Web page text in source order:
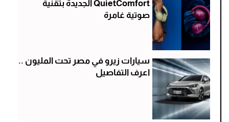
QuietComfort الجديدة بتقنية
صوتية غامرة
سيارات زيرو في مصر تحت المليون ..
اعرف التفاصيل